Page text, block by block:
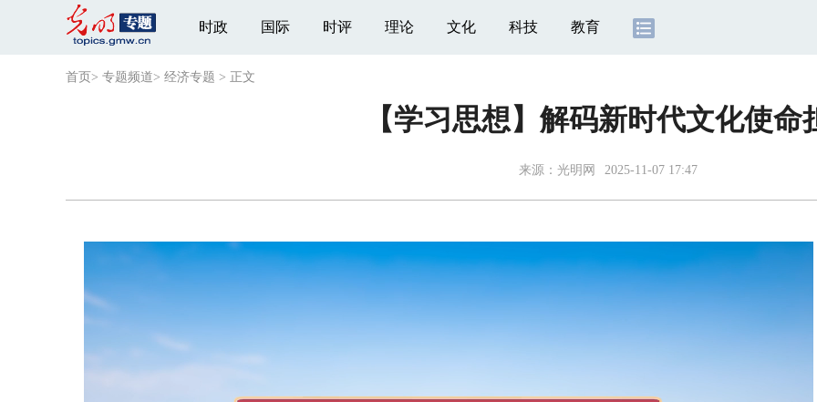
时政 国际 时评 理论 文化 科技 教育
首页 > 专题频道> 经济专题 > 正文
【学习思想】解码新时代文化使命
来源： 光明网 2025-11-07 17:47